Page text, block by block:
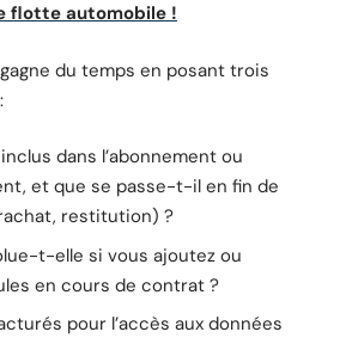
flotte automobile !
du temps en posant trois
dans l’abonnement ou
et que se passe-t-il en fin de
restitution) ?
t-elle si vous ajoutez ou
en cours de contrat ?
pour l’accès aux données